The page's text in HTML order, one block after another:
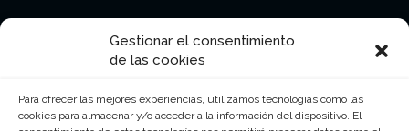
Gestionar el consentimiento
de las cookies
Para ofrecer las mejores experiencias, utilizamos tecnologías como las
cookies para almacenar y/o acceder a la información del dispositivo. El
Ciudad de México
Lancaster Nº 17 Col. Juárez CP 06600 Ciudad
de México